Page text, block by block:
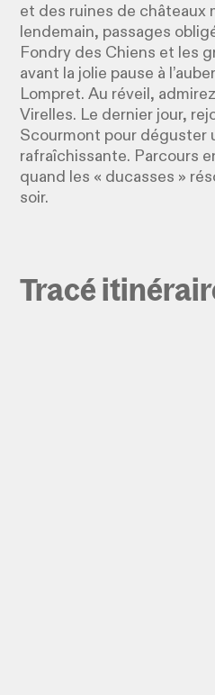
et des ruines de châteaux
lendemain, passages
Fondry des Chiens et les
avant la jolie pause à
Lompret. Au réveil,
Virelles. Le dernier jour,
Scourmont pour déguster
rafraîchissante. Parcours
quand les « ducasses »
soir.
Tracé